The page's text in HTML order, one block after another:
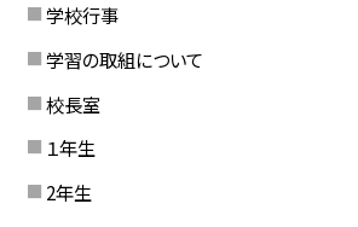
学校行事
学習の取組について
校長室
１年生
2年生